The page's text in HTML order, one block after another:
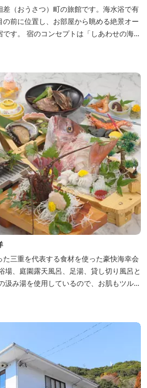
（おうさつ）町の旅館です。海水浴で有
前に位置し、お部屋から眺める絶景オー
あわせの海
市の南端「相差(おうさつ)」は太平洋に
は、おいしい海産物、海女さん、美しい
山、水平線に昇る朝陽といった自然に恵ま
す。...
三重を代表する食材を使った豪快海幸会
場、庭園露天風呂、足湯、貸し切り風呂と
汲み湯を使用しているので、お肌もツルツ